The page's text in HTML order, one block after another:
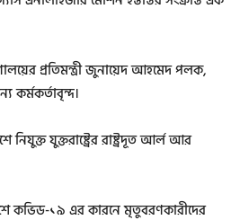
প্রতিমন্ত্রী জুনায়েদ আহমেদ পলক,
নিযুক্ত যুক্তরাষ্ট্রের রাষ্ট্রদূত আর্ল আর
কভিড-১৯ এর কারনে মৃতুবরণকারীদের